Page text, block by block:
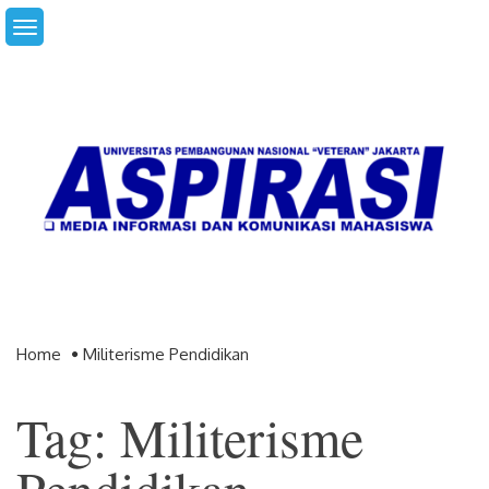
Skip
to
Home Militerisme Pendidikan
Tag: Militerisme